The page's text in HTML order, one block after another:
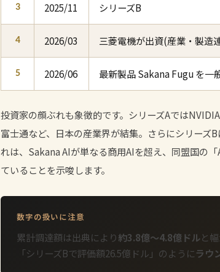
3 2025/11 シリーズB
4 2026/03 三菱電機が出資(産業・製造
5 2026/06 最新製品 Sakana Fugu を一
投資家の顔ぶれも象徴的です。シリーズAでは
富士通など、日本の産業界が結集。さらにシリーズB
れは、Sakana AIが単なる商用AIを超え、同盟国の
ていることを示唆します。
数字の扱いに注意
累計調達額は出典により約3.8億〜4.8億ドルと
「シリーズBで評価額26.5億ドル」のようにラウ